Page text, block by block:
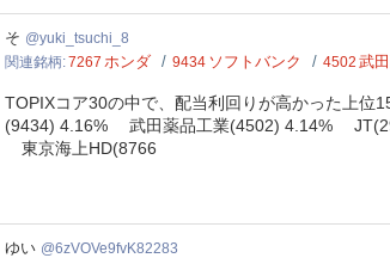
yuki_tsuchi_8
そ yuki_tsuchi_8
関連銘柄 7267 ホンダ 9434 ソフトバンク 4502 武
TOPIXコア30の中で、配当利回りが高かった
(9434) 4.16% 武田薬品工業(4502) 4.14%
東京海上HD(8766
6zVOVe9fvK82283
ゆい 6zVOVe9fvK82283